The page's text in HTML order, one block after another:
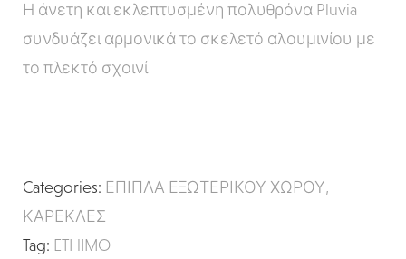
Η άνετη και εκλεπτυσμένη πολυθρόνα Pluvia
συνδυάζει αρμονικά το σκελετό αλουμινίου με
το πλεκτό σχοινί
Categories: ΕΠΙΠΛΑ ΕΞΩΤΕΡΙΚΟΥ ΧΩΡΟΥ,
ΚΑΡΕΚΛΕΣ
Tag: ETHIMO